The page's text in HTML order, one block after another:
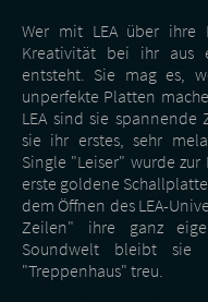
Wer mit LEA über ihre
Kreativität bei ihr aus
entsteht. Sie mag es,
unperfekte Platten
LEA sind sie spannende
sie ihr erstes, sehr
Single "Leiser" wurde
erste goldene
dem Öffnen des LEA-
Zeilen" ihre ganz
Soundwelt bleibt
"Treppenhaus" treu.